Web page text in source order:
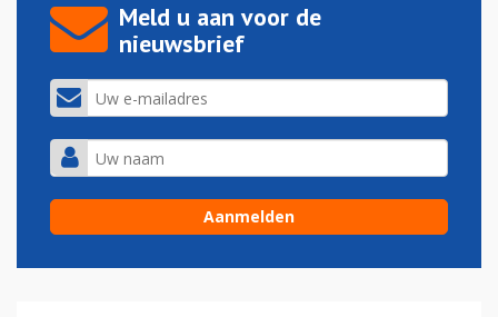
Meld u aan voor de
nieuwsbrief